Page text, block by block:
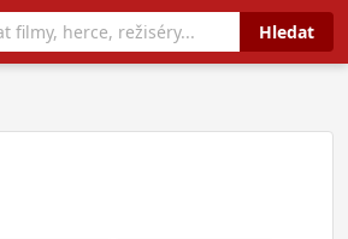
Hledat